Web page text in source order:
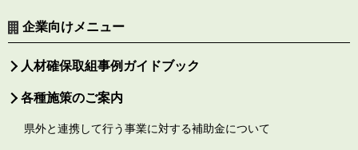
企業向けメニュー
人材確保取組事例ガイドブック
各種施策のご案内
県外と連携して行う事業に対する補助金について